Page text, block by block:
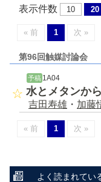
表示件数 10 20
« 前 1 次 »
第96回触媒討論会
予稿 1A04
水とメタンか
吉田寿雄 ・ 加藤
« 前 1 次 »
よく読まれてい